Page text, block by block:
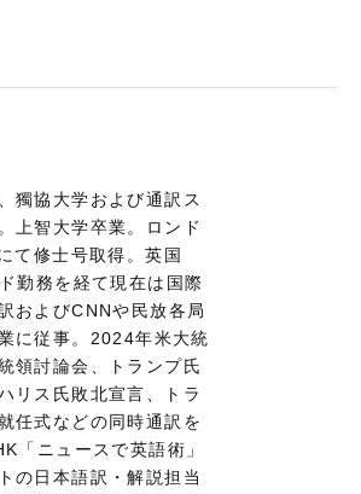
獨協大学および通訳ス
上智大学卒業。ロンド
て修士号取得。英国
勤務を経て現在は国際
およびCNNや民放各局
に従事。2024年米大統
領討論会、トランプ氏
リス氏敗北宣言、トラ
任式などの同時通訳を
「ニュースで英語術」
の日本語訳・解説担当